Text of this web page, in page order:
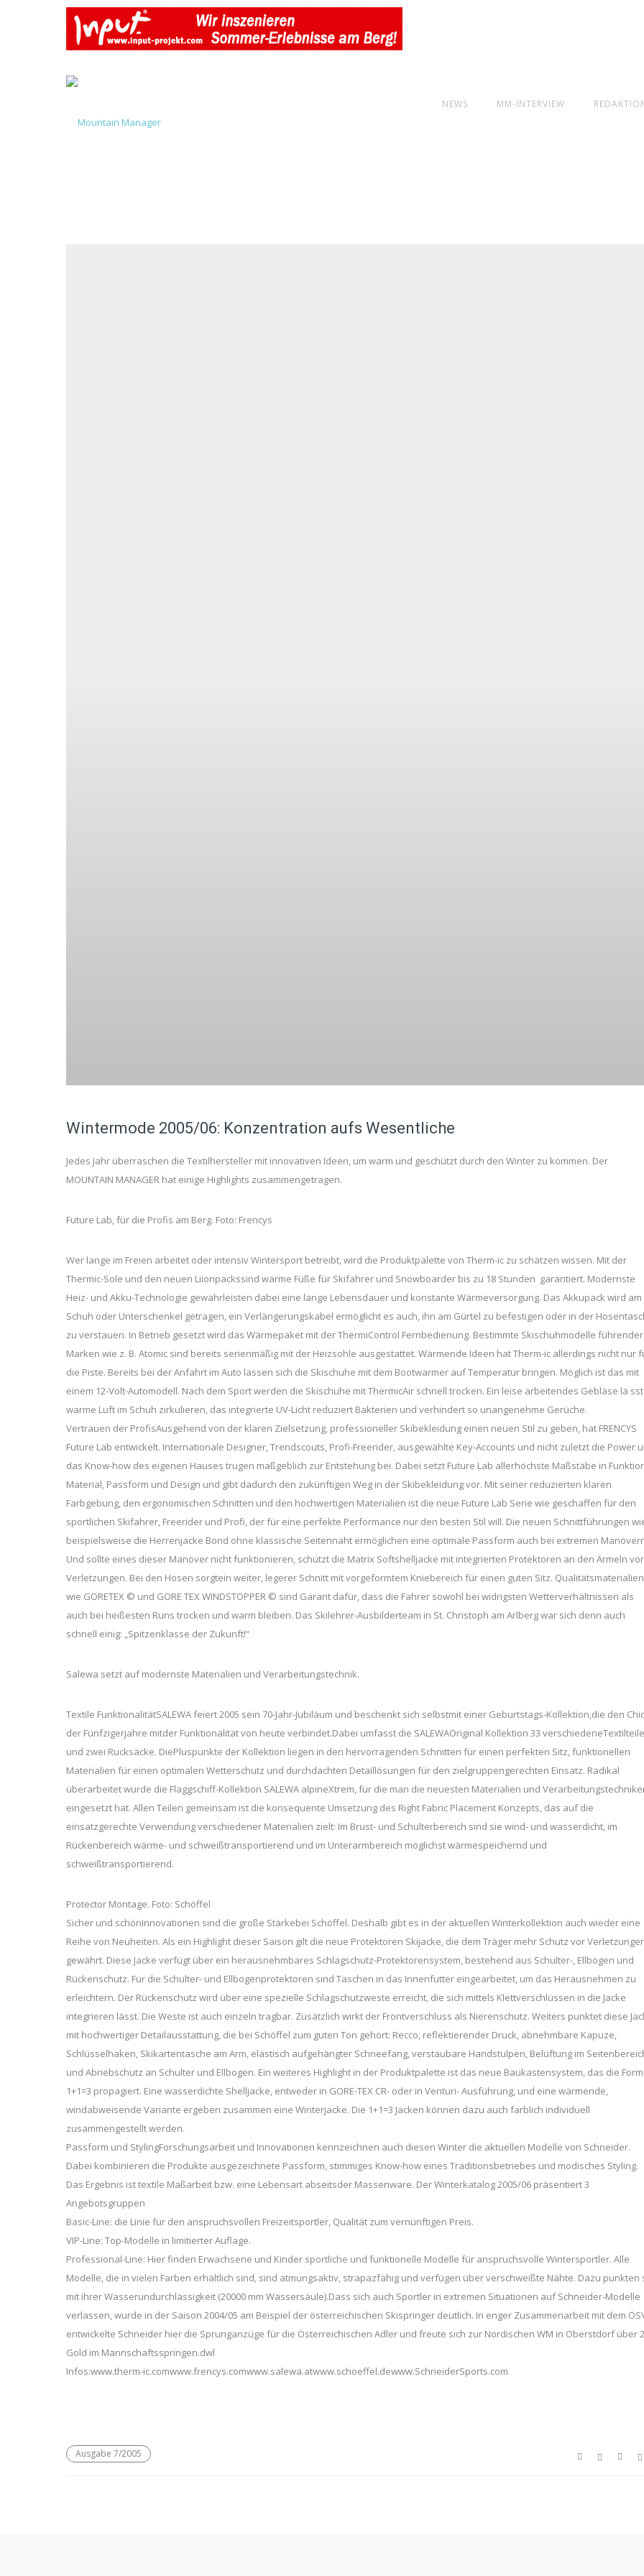
NEWS MM-INTERVIEW
Wintermode 2005/06: Konzentration aufs Wesentliche
Jedes Jahr überraschen die Textilhersteller mit innovativen Ideen, um warm und geschützt durch den Winter zu kommen. Der
MOUNTAIN MANAGER hat einige Highlights zusammengetragen.
Future Lab, für die Profis am Berg. Foto: Frencys
Wer lange im Freien arbeitet oder intensiv Wintersport betreibt, wird die Produktpalette von Therm-ic zu schätzen wissen. Mit der
Thermic-Sole und den neuen Liionpackssind warme Füße für Skifahrer und Snowboarder bis zu 18 Stunden garantiert. Modernste
Heiz- und Akku-Technologie gewährleisten dabei eine lange Lebensdauer und konstante Wärmeversorgung. Das Akkupack wird am
Schuh oder Unterschenkel getragen, ein Verlängerungskabel ermöglicht es auch, ihn am Gürtel zu befestigen oder in der
zu verstauen. In Betrieb gesetzt wird das Wärmepaket mit der ThermiControl Fernbedienung. Bestimmte Skischuhmodelle führender
Marken wie z. B. Atomic sind bereits serienmäßig mit der Heizsohle ausgestattet. Wärmende Ideen hat Therm-ic allerdings nicht nur
die Piste. Bereits bei der Anfahrt im Auto lassen sich die Skischuhe mit dem Bootwarmer auf Temperatur bringen. Möglich ist das mit
einem 12-Volt-Automodell. Nach dem Sport werden die Skischuhe mit ThermicAir schnell trocken. Ein leise arbeitendes Gebläse lä sst
warme Luft im Schuh zirkulieren, das integrierte UV-Licht reduziert Bakterien und verhindert so unangenehme Gerüche.
Vertrauen der ProfisAusgehend von der klaren Zielsetzung, professioneller Skibekleidung einen neuen Stil zu geben, hat FRENCYS
Future Lab entwickelt. Internationale Designer, Trendscouts, Profi-Freerider, ausgewählte Key-Accounts und nicht zuletzt die Power
das Know-how des eigenen Hauses trugen maßgeblich zur Entstehung bei. Dabei setzt Future Lab allerhöchste Maßstäbe in
Material, Passform und Design und gibt dadurch den zukünftigen Weg in der Skibekleidung vor. Mit seiner reduzierten klaren
Farbgebung, den ergonomischen Schnitten und den hochwertigen Materialien ist die neue Future Lab Serie wie geschaffen für den
sportlichen Skifahrer, Freerider und Profi, der für eine perfekte Performance nur den besten Stil will. Die neuen Schnittführungen
beispielsweise die Herrenjacke Bond ohne klassische Seitennaht ermöglichen eine optimale Passform auch bei extremen
Und sollte eines dieser Manöver nicht funktionieren, schützt die Matrix Softshelljacke mit integrierten Protektoren an den Ärmeln vor
Verletzungen. Bei den Hosen sorgtein weiter, legerer Schnitt mit vorgeformtem Kniebereich für einen guten Sitz. Qualitätsmaterialien
wie GORETEX © und GORE TEX WINDSTOPPER © sind Garant dafür, dass die Fahrer sowohl bei widrigsten Wetterverhältnissen als
auch bei heißesten Runs trocken und warm bleiben. Das Skilehrer-Ausbilderteam in St. Christoph am Arlberg war sich denn auch
schnell einig: „Spitzenklasse der Zukunft!“
Salewa setzt auf modernste Materialien und Verarbeitungstechnik.
Textile FunktionalitätSALEWA feiert 2005 sein 70-Jahr-Jubiläum und beschenkt sich selbstmit einer Geburtstags-Kollektion,die den Chic
der Fünfzigerjahre mitder Funktionalität von heute verbindet.Dabei umfasst die SALEWAOriginal Kollektion 33 verschiedeneTextilteile
und zwei Rucksäcke. DiePluspunkte der Kollektion liegen in den hervorragenden Schnitten für einen perfekten Sitz, funktionellen
Materialien für einen optimalen Wetterschutz und durchdachten Detaillösungen für den zielgruppengerechten Einsatz. Radikal
überarbeitet wurde die Flaggschiff-Kollektion SALEWA alpineXtrem, für die man die neuesten Materialien und
eingesetzt hat. Allen Teilen gemeinsam ist die konsequente Umsetzung des Right Fabric Placement Konzepts, das auf die
einsatzgerechte Verwendung verschiedener Materialien zielt: Im Brust- und Schulterbereich sind sie wind- und wasserdicht, im
Rückenbereich wärme- und schweißtransportierend und im Unterarmbereich möglichst wärmespeichernd und
schweißtransportierend.
Protector Montage. Foto: Schöffel
Sicher und schönInnovationen sind die große Stärkebei Schöffel. Deshalb gibt es in der aktuellen Winterkollektion auch wieder eine
Reihe von Neuheiten. Als ein Highlight dieser Saison gilt die neue Protektoren Skijacke, die dem Träger mehr Schutz vor
gewährt. Diese Jacke verfügt über ein herausnehmbares Schlagschutz-Protektorensystem, bestehend aus Schulter-, Ellbogen und
Rückenschutz. Für die Schulter- und Ellbogenprotektoren sind Taschen in das Innenfutter eingearbeitet, um das Herausnehmen zu
erleichtern. Der Rückenschutz wird über eine spezielle Schlagschutzweste erreicht, die sich mittels Klettverschlüssen in die Jacke
integrieren lässt. Die Weste ist auch einzeln tragbar. Zusätzlich wirkt der Frontverschluss als Nierenschutz. Weiters punktet diese
mit hochwertiger Detailausstattung, die bei Schöffel zum guten Ton gehört: Recco, reflektierender Druck, abnehmbare Kapuze,
Schlüsselhaken, Skikartentasche am Arm, elastisch aufgehängter Schneefang, verstaubare Handstulpen, Belüftung im
und Abriebschutz an Schulter und Ellbogen. Ein weiteres Highlight in der Produktpalette ist das neue Baukastensystem, das die
1+1=3 propagiert. Eine wasserdichte Shelljacke, entweder in GORE-TEX CR- oder in Venturi- Ausführung, und eine wärmende,
windabweisende Variante ergeben zusammen eine Winterjacke. Die 1+1=3 Jacken können dazu auch farblich individuell
zusammengestellt werden.
Passform und StylingForschungsarbeit und Innovationen kennzeichnen auch diesen Winter die aktuellen Modelle von Schneider.
Dabei kombinieren die Produkte ausgezeichnete Passform, stimmiges Know-how eines Traditionsbetriebes und modisches Styling.
Das Ergebnis ist textile Maßarbeit bzw. eine Lebensart abseitsder Massenware. Der Winterkatalog 2005/06 präsentiert 3
Angebotsgruppen
Basic-Line: die Linie für den anspruchsvollen Freizeitsportler, Qualität zum vernünftigen Preis.
VIP-Line: Top-Modelle in limitierter Auflage.
Professional-Line: Hier finden Erwachsene und Kinder sportliche und funktionelle Modelle für anspruchsvolle Wintersportler. Alle
Modelle, die in vielen Farben erhältlich sind, sind atmungsaktiv, strapazfähig und verfügen über verschweißte Nähte. Dazu punkten
mit ihrer Wasserundurchlässigkeit (20000 mm Wassersäule).Dass sich auch Sportler in extremen Situationen auf Schneider-Modelle
verlassen, wurde in der Saison 2004/05 am Beispiel der österreichischen Skispringer deutlich. In enger Zusammenarbeit mit dem
entwickelte Schneider hier die Sprunganzüge für die Österreichischen Adler und freute sich zur Nordischen WM in Oberstdorf über
Gold im Mannschaftsspringen.dwl
Infos:www.therm-ic.comwww.frencys.comwww.salewa.atwww.schoeffel.dewww.SchneiderSports.com
Ausgabe 7/2005